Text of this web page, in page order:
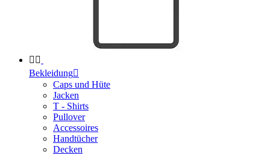
 
Bekleidung
Caps und Hüte
Jacken
T - Shirts
Pullover
Accessoires
Handtücher
Decken